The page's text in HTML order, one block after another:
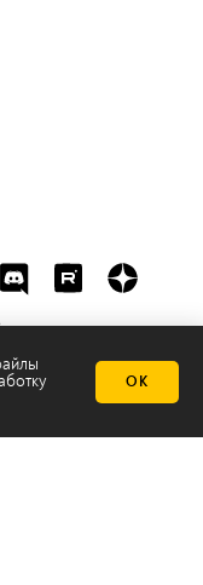
ОК